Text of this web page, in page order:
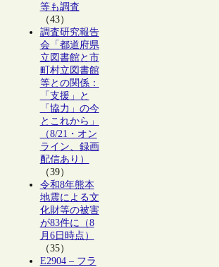
等も調査
（43）
調査研究報告
会「都道府県
立図書館と市
町村立図書館
等との関係：
「支援」と
「協力」の今
とこれから」
（8/21・オン
ライン、録画
配信あり）
（39）
令和8年熊本
地震による文
化財等の被害
が83件に（8
月6日時点）
（35）
E2904 – フラ